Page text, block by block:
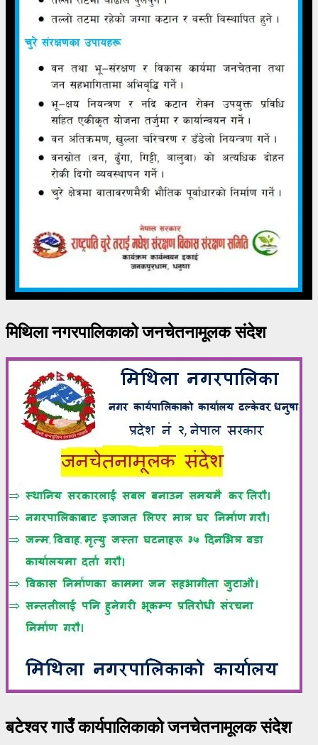
मिथिला नगरपालिकाको जनचेतनामूलक संदेश
बटेश्वर गाउँ कार्यपालिकाको जनचेतनामूलक संदेश